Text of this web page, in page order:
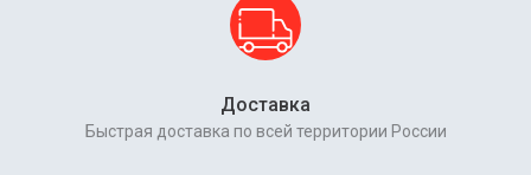
Доставка
Быстрая доставка по всей территории России